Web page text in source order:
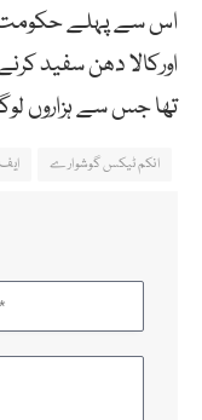
اس سے پہلے حکومت
اورکالا دھن سفید
تھا جس سے ہزاروں
انکم ٹیکس گوشوارے